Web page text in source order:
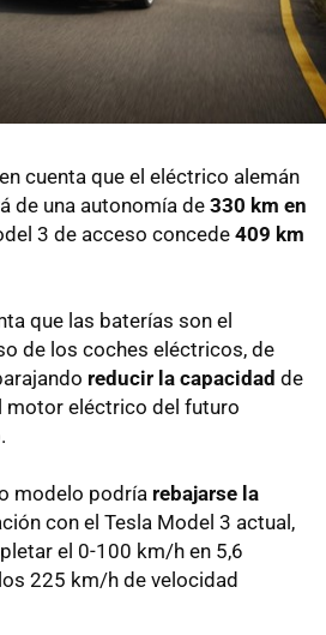
cuenta que el eléctrico alemán
de una autonomía de 330 km en
3 de acceso concede 409 km
que las baterías son el
de los coches eléctricos, de
reducir la capacidad de
motor eléctrico del futuro
modelo podría rebajarse la
con el Tesla Model 3 actual,
el 0-100 km/h en 5,6
225 km/h de velocidad